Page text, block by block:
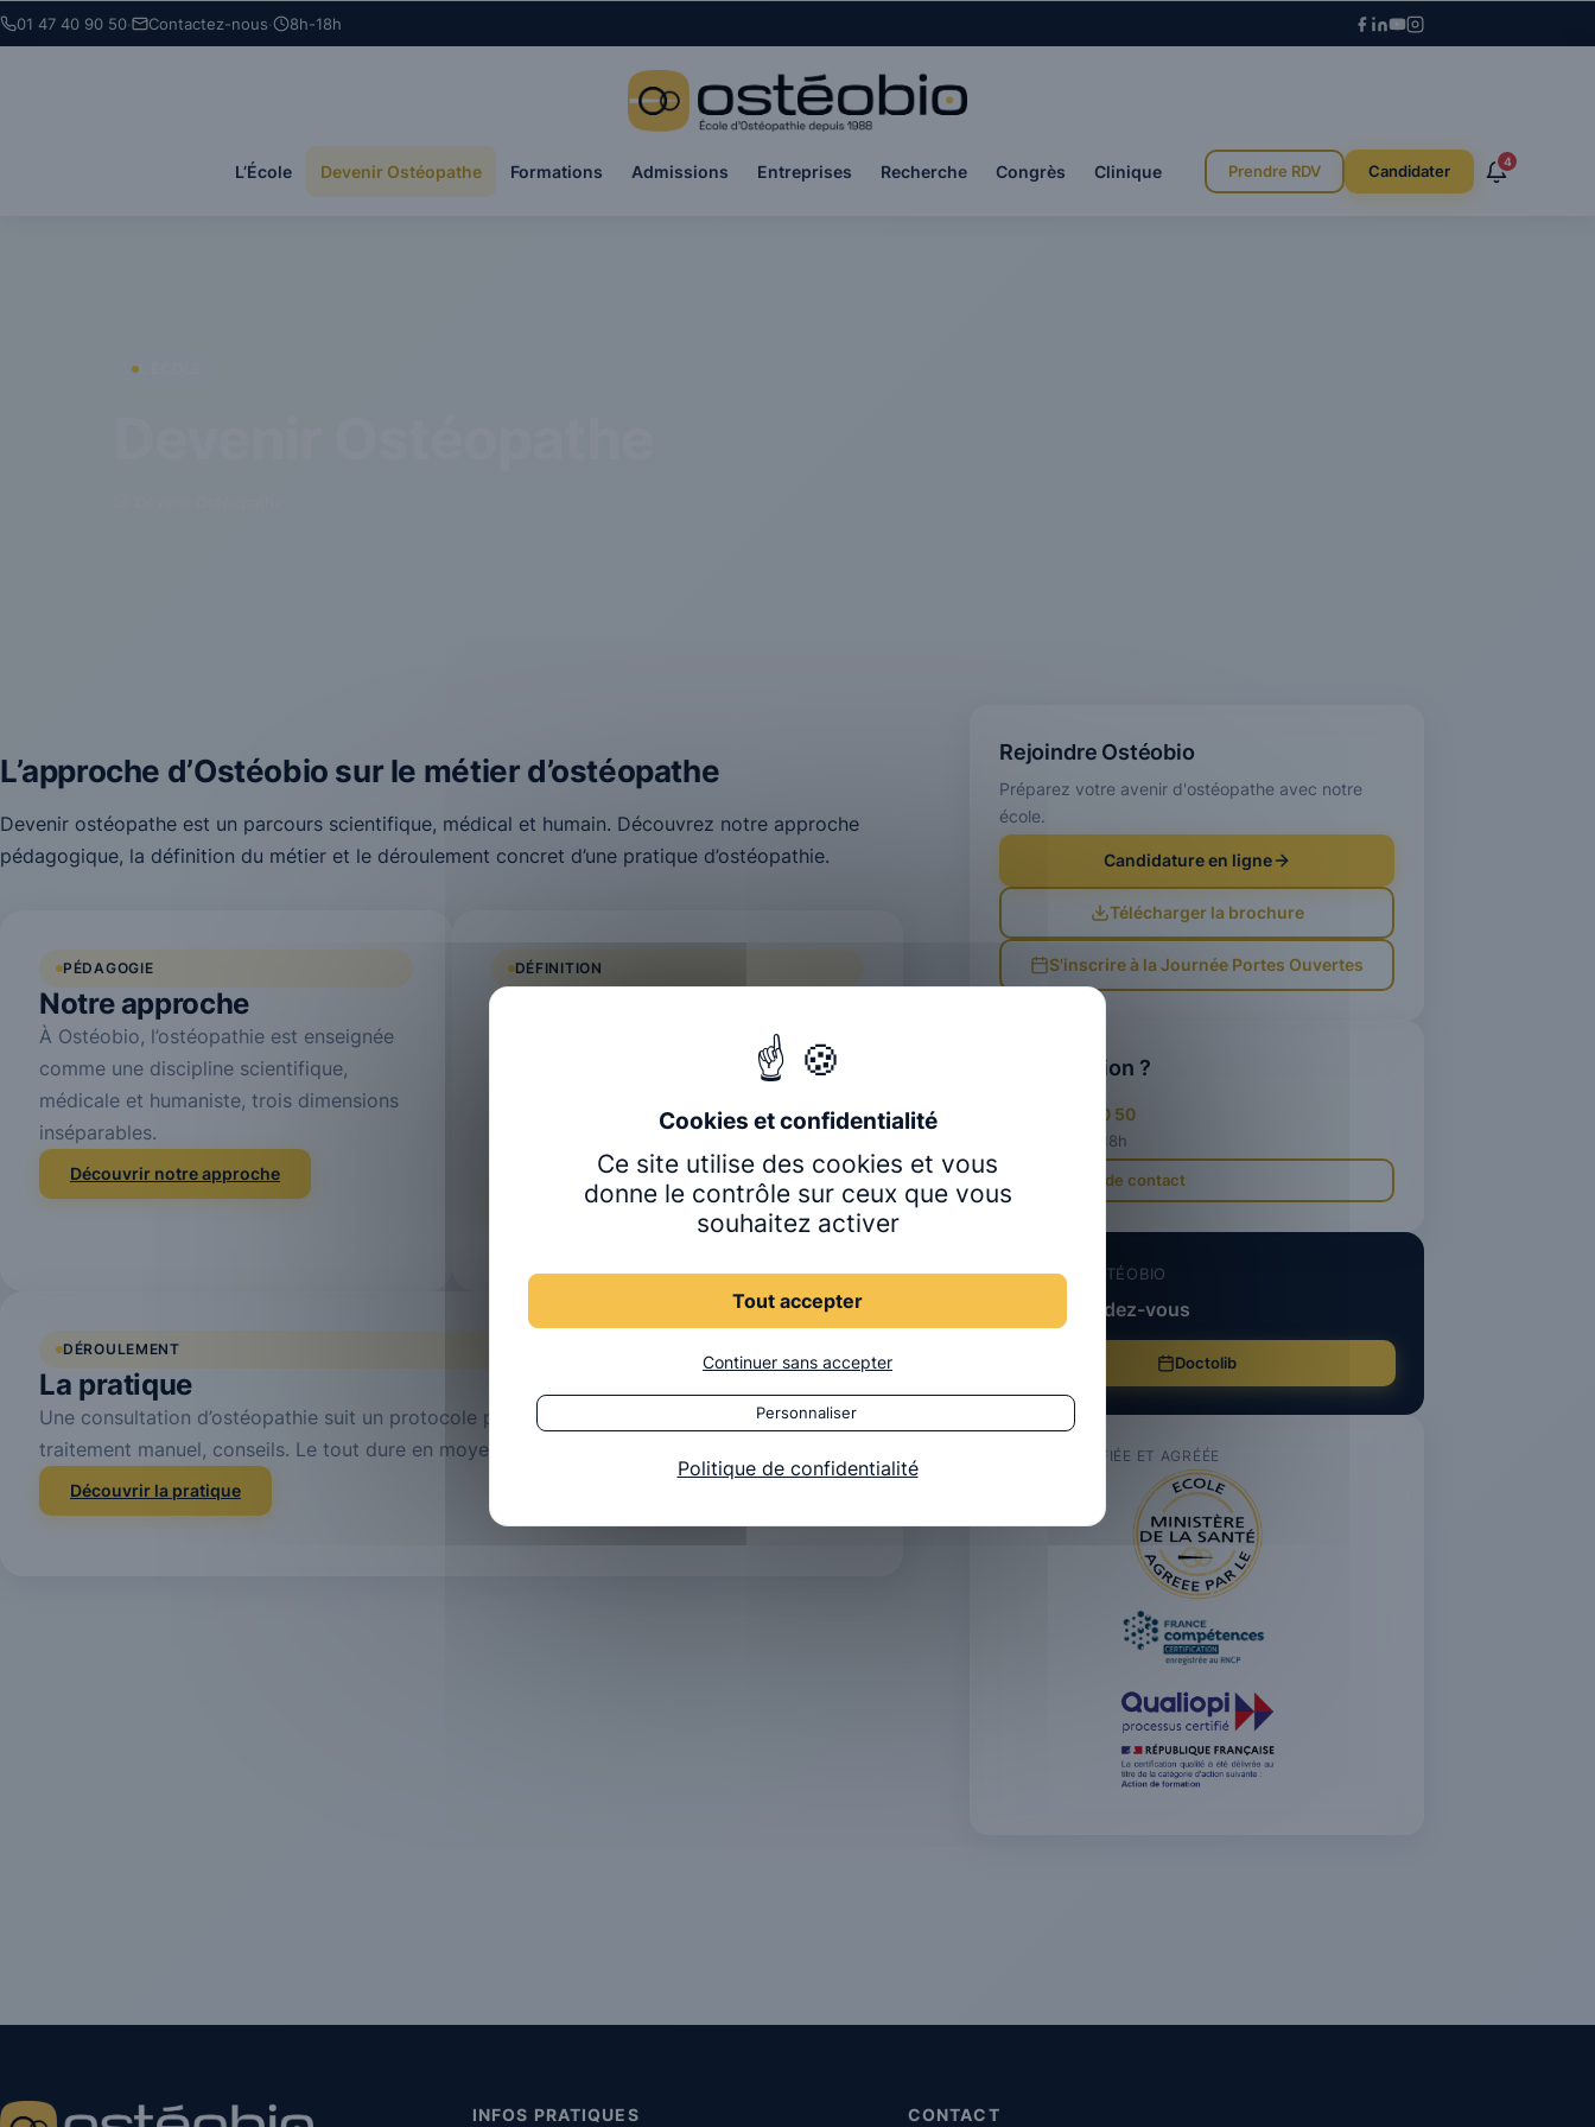
01 47 40 90 50· Contactez-nous· 8h-18h
L’École Devenir Ostéopathe Formations Admissions Entreprises Recherche Congrès Clinique Prendre RDV Candidater
4
L’approche d’Ostéobio sur le métier d’ostéopathe
Devenir ostéopathe est un parcours scientifique, médical et humain. Découvrez notre approche
pédagogique, la définition du métier et le déroulement concret d’une pratique d’ostéopathie.
PÉDAGOGIE
Notre approche
À Ostéobio, l’ostéopathie est enseignée
comme une discipline scientifique,
médicale et humaniste, trois dimensions
inséparables.
Découvrir notre approche
DÉFINITION
Le métier
L’ostéopathe est un praticien de santé
spécialisé dans la prise en charge des
manuelles. C’est un métier de relation,
d’écoute et d’expertise.
Découvrir le métier
DÉROULEMENT
La pratique
Une consultation d’ostéopathie suit un protocole précis : anamnèse, examen clinique,
traitement manuel, conseils. Le tout dure en moyenne 45 minutes à 1 heure.
Découvrir la pratique
Rejoindre Ostéobio
Préparez votre avenir d'ostéopathe avec notre
école.
Candidature en ligne
Télécharger la brochure
S'inscrire à la Journée Portes Ouvertes
Une question ?
01 47 40 90 50
Lun-Ven · 8h-18h
Formulaire de contact
CLINIQUE OSTÉOBIO
Prendre rendez-vous
Doctolib
ÉCOLE CERTIFIÉE ET AGRÉÉE
INFOS PRATIQUES CONTACT
Panneau de gestion des cookies
Ce site utilise des cookies et vous
donne le contrôle sur ceux que vous
souhaitez activer
Tout accepter
Continuer sans accepter
Personnaliser
Politique de confidentialité